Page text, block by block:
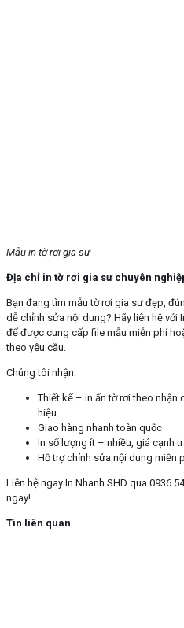
Mẫu in tờ rơi gia sư
Địa chỉ in tờ rơi gia sư chuyên
Bạn đang tìm mẫu tờ rơi gia sư đẹp,
dễ chỉnh sửa nội dung? Hãy liên hệ với
để được cung cấp file mẫu miễn phí
theo yêu cầu.
Chúng tôi nhận:
Thiết kế – in ấn tờ rơi theo nhận
hiệu
Giao hàng nhanh toàn quốc
In số lượng ít – nhiều, giá cạnh
Hỗ trợ chỉnh sửa nội dung miễn
Liên hệ ngay In Nhanh SHD qua
ngay!
Tin liên quan